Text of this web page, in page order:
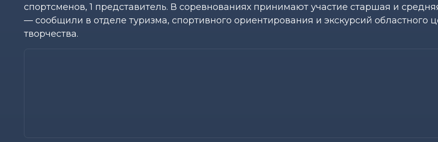
спортсменов, 1 представитель. В соревнованиях принимают участие старшая и
— сообщили в отделе туризма, спортивного ориентирования и экскурсий областного
творчества.